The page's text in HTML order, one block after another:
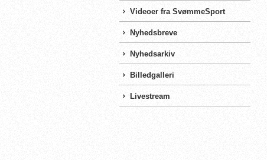
Videoer fra SvømmeSport
Nyhedsbreve
Nyhedsarkiv
Billedgalleri
Livestream